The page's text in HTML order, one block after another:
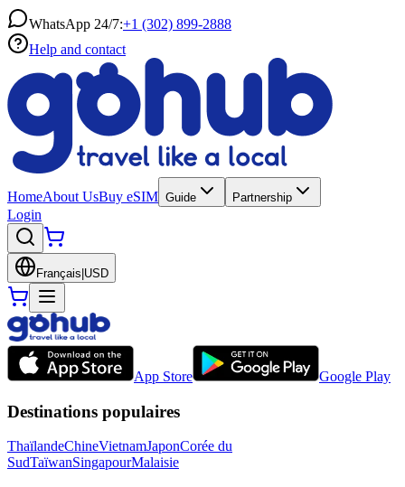
WhatsApp 24/7:+1 (302) 899-2888
Help and contact
HomeAbout UsBuy eSIM Guide Partnership
Login
Français USD
App Store Google Play
Destinations populaires
ThaïlandeChineVietnamJaponCorée du
SudTaïwanSingapourMalaisie